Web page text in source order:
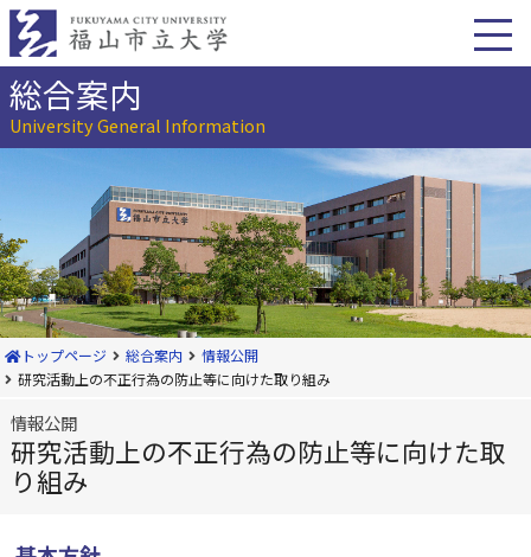
本
へ
動総合案内
University General Information
トップページ 総合案内
情報公開
研究活動上の不正行為の防止等に向けた取り組み
情報公開
研究活動上の不正行為の防止等に向けた取
り組み